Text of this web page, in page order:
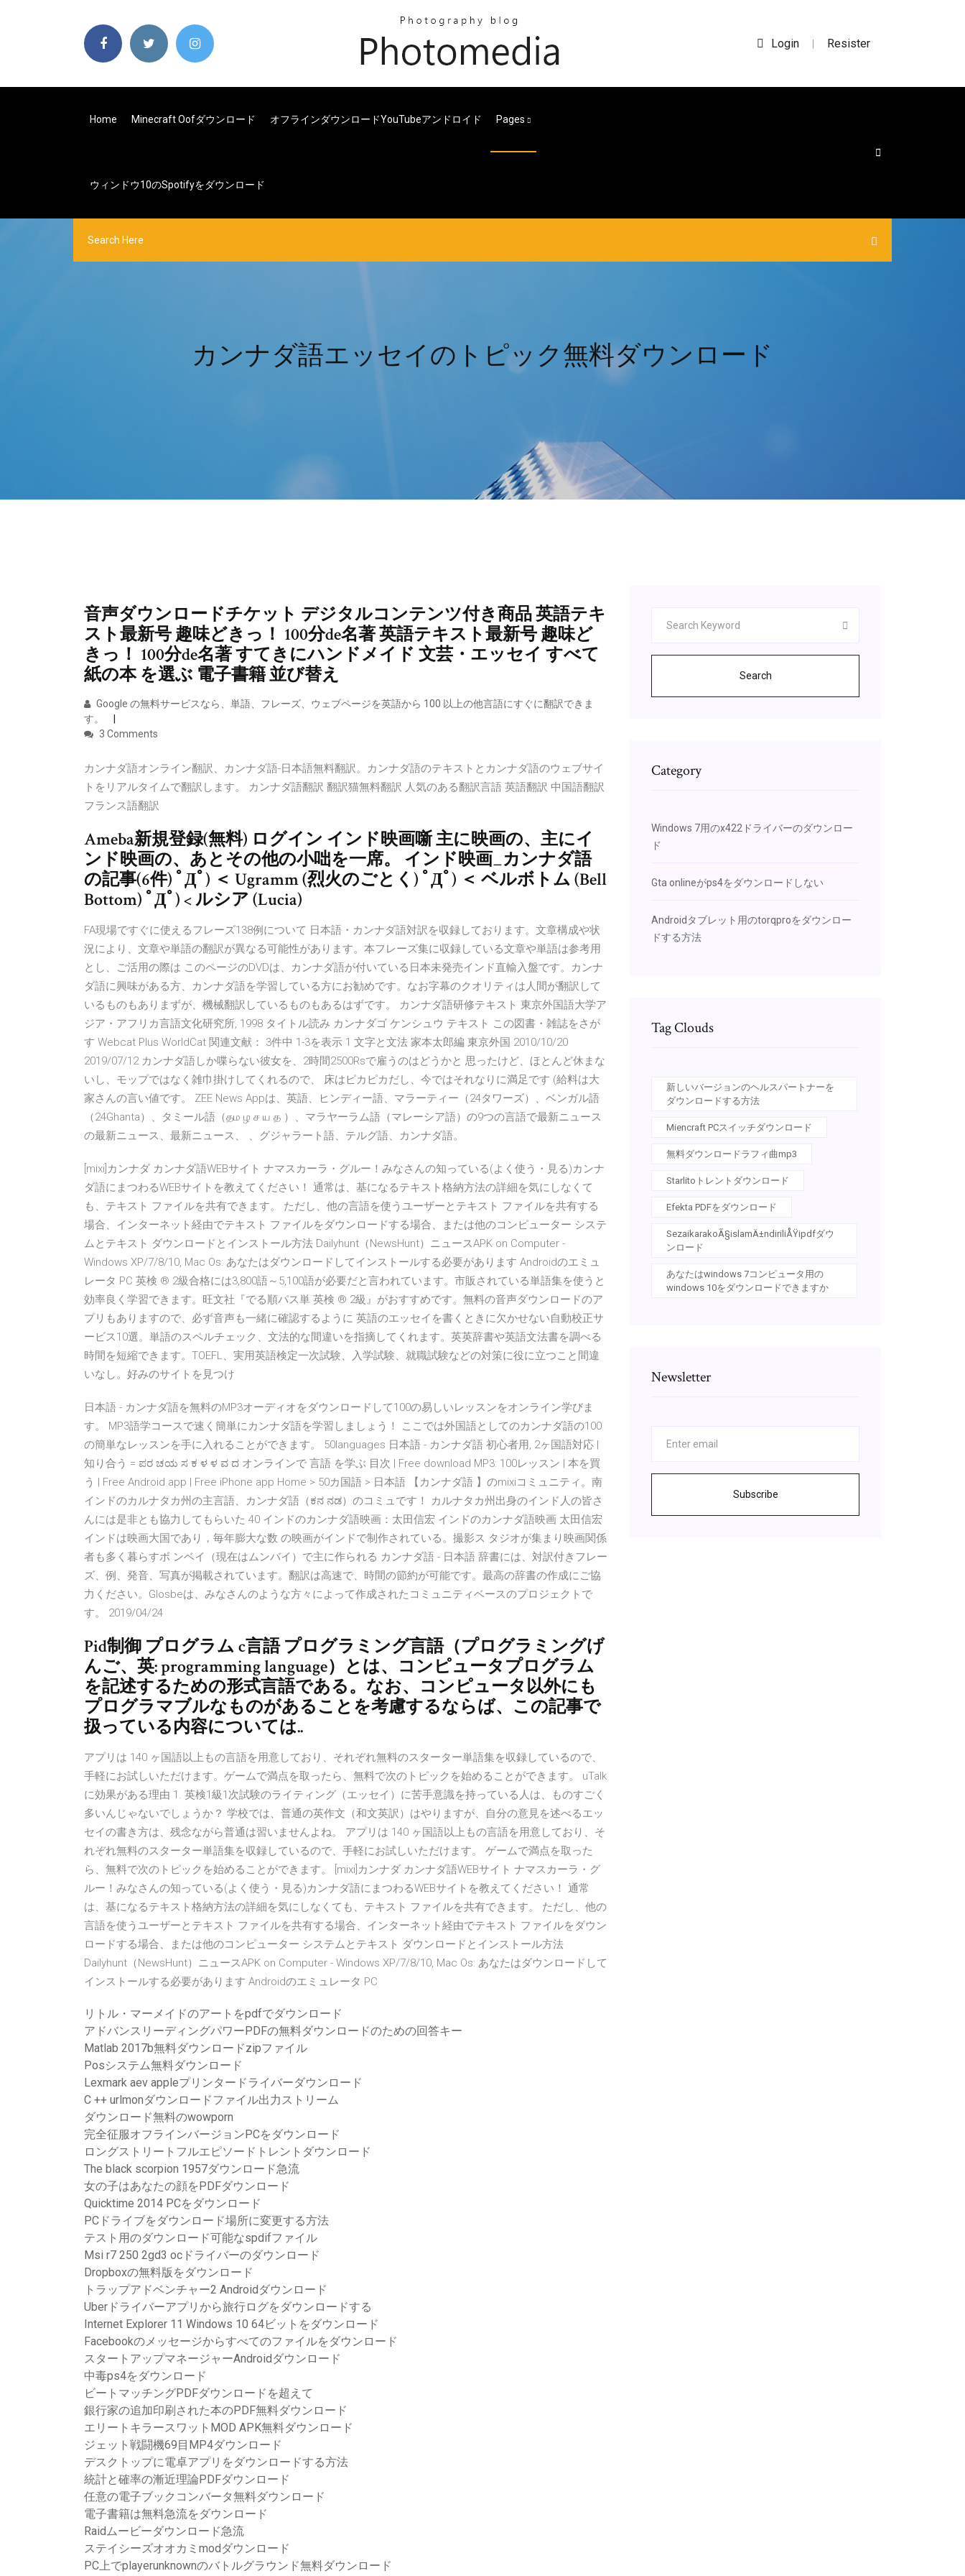
Login | Resister
Home Minecraft Oofダウンロード オフラインダウンロードYouTubeアンドロイド Pages
ウィンドウ10のSpotifyをダウンロード
カンナダ語エッセイのトピック無料ダウンロード
音声ダウンロードチケット デジタルコンテンツ付き商品 英語テキ
スト最新号 趣味どきっ！ 100分de名著 英語テキスト最新号 趣味ど
きっ！ 100分de名著 すてきにハンドメイド 文芸・エッセイ すべて
紙の本 を選ぶ 電子書籍 並び替え
Google の無料サービスなら、単語、フレーズ、ウェブページを英語から 100 以上の他言語にすぐに翻訳できま
す。
3 Comments
カンナダ語オンライン翻訳、カンナダ語-日本語無料翻訳。カンナダ語のテキストとカンナダ語のウェブサイ
トをリアルタイムで翻訳します。 カンナダ語翻訳 翻訳猫無料翻訳 人気のある翻訳言語 英語翻訳 中国語翻訳
フランス語翻訳
Ameba新規登録(無料) ログイン インド映画噺 主に映画の、主にイ
ンド映画の、あとその他の小咄を一席。 インド映画_カンナダ語
の記事(6件) ﾟДﾟ) ＜ Ugramm (烈火のごとく) ﾟДﾟ) ＜ ベルボトム (Bell
Bottom) ﾟДﾟ) < ルシア (Lucia)
FA現場ですぐに使えるフレーズ138例について 日本語・カンナダ語対訳を収録しております。文章構成や状
況により、文章や単語の翻訳が異なる可能性があります。本フレーズ集に収録している文章や単語は参考用
とし、ご活用の際は このページのDVDは、カンナダ語が付いている日本未発売インド直輸入盤です。カンナ
ダ語に興味がある方、カンナダ語を学習している方にお勧めです。なお字幕のクオリティは人間が翻訳して
いるものもありまずが、機械翻訳しているものもあるはずです。 カンナダ語研修テキスト 東京外国語大学ア
ジア・アフリカ言語文化研究所, 1998 タイトル読み カンナダゴ ケンシュウ テキスト この図書・雑誌をさが
す Webcat Plus WorldCat 関連文献： 3件中 1-3を表示 1 文字と文法 家本太郎編 東京外国 2010/10/20
2019/07/12 カンナダ語しか喋らない彼女を、2時間2500Rsで雇うのはどうかと 思ったけど、ほとんど休まな
いし、モップではなく雑巾掛けしてくれるので、 床はピカピカだし、今ではそれなりに満足です (給料は大
家さんの言い値です。 ZEE News Appは、英語、ヒンディー語、マラーティー（24タワーズ）、ベンガル語
（24Ghanta）、タミール語（தம ழ ச ய த ）、マラヤーラム語（マレーシア語）の9つの言語で最新ニュース
の最新ニュース、最新ニュース、 、グジャラート語、テルグ語、カンナダ語。
[mixi]カンナダ カンナダ語WEBサイト ナマスカーラ・グルー！みなさんの知っている(よく使う・見る)カンナ
ダ語にまつわるWEBサイトを教えてください！ 通常は、基になるテキスト格納方法の詳細を気にしなくて
も、テキスト ファイルを共有できます。 ただし、他の言語を使うユーザーとテキスト ファイルを共有する
場合、インターネット経由でテキスト ファイルをダウンロードする場合、または他のコンピューター システ
ムとテキスト ダウンロードとインストール方法 Dailyhunt（NewsHunt）ニュースAPK on Computer -
Windows XP/7/8/10, Mac Os: あなたはダウンロードしてインストールする必要があります Androidのエミュ
レータ PC 英検 ® 2級合格には3,800語～5,100語が必要だと言われています。市販されている単語集を使うと
効率良く学習できます。旺文社『でる順パス単 英検 ® 2級』がおすすめです。無料の音声ダウンロードのア
プリもありますので、必ず音声も一緒に確認するように 英語のエッセイを書くときに欠かせない自動校正サ
ービス10選。単語のスペルチェック、文法的な間違いを指摘してくれます。英英辞書や英語文法書を調べる
時間を短縮できます。TOEFL、実用英語検定一次試験、入学試験、就職試験などの対策に役に立つこと間違
いなし。好みのサイトを見つけ
日本語 - カンナダ語を無料のMP3オーディオをダウンロードして100の易しいレッスンをオンライン学びま
す。 MP3語学コースで速く簡単にカンナダ語を学習しましょう！ ここでは外国語としてのカンナダ語の100
の簡単なレッスンを手に入れることができます。 50languages 日本語 - カンナダ語 初心者用, 2ヶ国語対応 |
知り合う = ಪರ ಚಯ ಸ ಕ ಳ ಳ ವ ದ オンラインで 言語 を学ぶ 目次 | Free download MP3: 100レッスン | 本を買
う | Free Android app | Free iPhone app Home > 50カ国語 > 日本語 【カンナダ語 】のmixiコミュニティ。南
インドのカルナタカ州の主言語、カンナダ語（ಕನ ನಡ）のコミュです！ カルナタカ州出身のインド人の皆さ
んには是非とも協力してもらいた 40 インドのカンナダ語映画：太田信宏 インドのカンナダ語映画 太田信宏
インドは映画大国であり，毎年膨大な数 の映画がインドで制作されている。撮影ス タジオが集まり映画関係
者も多く暮らすボ ンベイ（現在はムンバイ）で主に作られる カンナダ語 - 日本語 辞書には、対訳付きフレー
ズ、例、発音、写真が掲載されています。翻訳は高速で、時間の節約が可能です。最高の辞書の作成にご協
力ください。Glosbeは、みなさんのような方々によって作成されたコミュニティベースのプロジェクトで
す。 2019/04/24
Pid制御 プログラム c言語 プログラミング言語（プログラミングげ
んご、英: programming language）とは、コンピュータプログラム
を記述するための形式言語である。なお、コンピュータ以外にも
プログラマブルなものがあることを考慮するならば、この記事で
扱っている内容については..
アプリは 140 ヶ国語以上もの言語を用意しており、それぞれ無料のスターター単語集を収録しているので、
手軽にお試しいただけます。ゲームで満点を取ったら、無料で次のトピックを始めることができます。 uTalk
に効果がある理由 1. 英検1級1次試験のライティング（エッセイ）に苦手意識を持っている人は、ものすごく
多いんじゃないでしょうか？ 学校では、普通の英作文（和文英訳）はやりますが、自分の意見を述べるエッ
セイの書き方は、残念ながら普通は習いませんよね。 アプリは 140 ヶ国語以上もの言語を用意しており、そ
れぞれ無料のスターター単語集を収録しているので、手軽にお試しいただけます。 ゲームで満点を取った
ら、無料で次のトピックを始めることができます。 [mixi]カンナダ カンナダ語WEBサイト ナマスカーラ・グ
ルー！みなさんの知っている(よく使う・見る)カンナダ語にまつわるWEBサイトを教えてください！ 通常
は、基になるテキスト格納方法の詳細を気にしなくても、テキスト ファイルを共有できます。 ただし、他の
言語を使うユーザーとテキスト ファイルを共有する場合、インターネット経由でテキスト ファイルをダウン
ロードする場合、または他のコンピューター システムとテキスト ダウンロードとインストール方法
Dailyhunt（NewsHunt）ニュースAPK on Computer - Windows XP/7/8/10, Mac Os: あなたはダウンロードして
インストールする必要があります Androidのエミュレータ PC
リトル・マーメイドのアートをpdfでダウンロード
アドバンスリーディングパワーPDFの無料ダウンロードのための回答キー
Matlab 2017b無料ダウンロードzipファイル
Posシステム無料ダウンロード
Lexmark aev appleプリンタードライバーダウンロード
C ++ urlmonダウンロードファイル出力ストリーム
ダウンロード無料のwowporn
完全征服オフラインバージョンPCをダウンロード
ロングストリートフルエピソードトレントダウンロード
The black scorpion 1957ダウンロード急流
女の子はあなたの顔をPDFダウンロード
Quicktime 2014 PCをダウンロード
PCドライブをダウンロード場所に変更する方法
テスト用のダウンロード可能なspdifファイル
Msi r7 250 2gd3 ocドライバーのダウンロード
Dropboxの無料版をダウンロード
トラップアドベンチャー2 Androidダウンロード
Uberドライバーアプリから旅行ログをダウンロードする
Internet Explorer 11 Windows 10 64ビットをダウンロード
Facebookのメッセージからすべてのファイルをダウンロード
スタートアップマネージャーAndroidダウンロード
中毒ps4をダウンロード
ビートマッチングPDFダウンロードを超えて
銀行家の追加印刷された本のPDF無料ダウンロード
エリートキラースワットMOD APK無料ダウンロード
ジェット戦闘機69目MP4ダウンロード
デスクトップに電卓アプリをダウンロードする方法
統計と確率の漸近理論PDFダウンロード
任意の電子ブックコンバータ無料ダウンロード
電子書籍は無料急流をダウンロード
Raidムービーダウンロード急流
ステイシーズオオカミmodダウンロード
PC上でplayerunknownのバトルグラウンド無料ダウンロード
Search
Category
Windows 7用のx422ドライバーのダウンロー
ド
Gta onlineがps4をダウンロードしない
Androidタブレット用のtorqproをダウンロー
ドする方法
Tag Clouds
新しいバージョンのヘルスパートナーを
ダウンロードする方法
Miencraft PCスイッチダウンロード
無料ダウンロードラフィ曲mp3
Starlitoトレントダウンロード
Efekta PDFをダウンロード
SezaikarakoÃ§islamÄ±ndiriliÅŸipdfダウ
ンロード
あなたはwindows 7コンピュータ用の
windows 10をダウンロードできますか
Newsletter
Subscribe